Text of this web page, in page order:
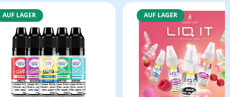
AUF LAGER AUF LAGER